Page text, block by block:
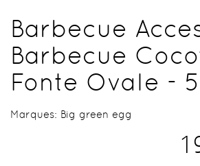
Barbecue
Barbecue
Fonte Ovale -
Marques: Big green egg